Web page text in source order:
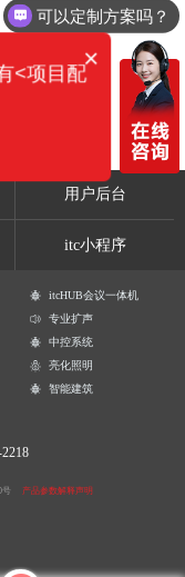
用户后台
itc小程序
itcHUB会议一体机
专业扩声
中控系统
亮化照明
智能建筑
号 产品参数解释声明
可以定制方案吗？
×
<项目配